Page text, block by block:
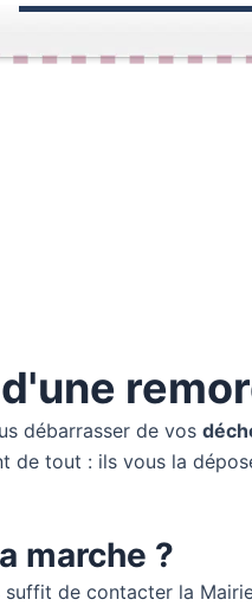
débarrasser de vos
de tout : ils vous la
marche ?
suffit de contacter la